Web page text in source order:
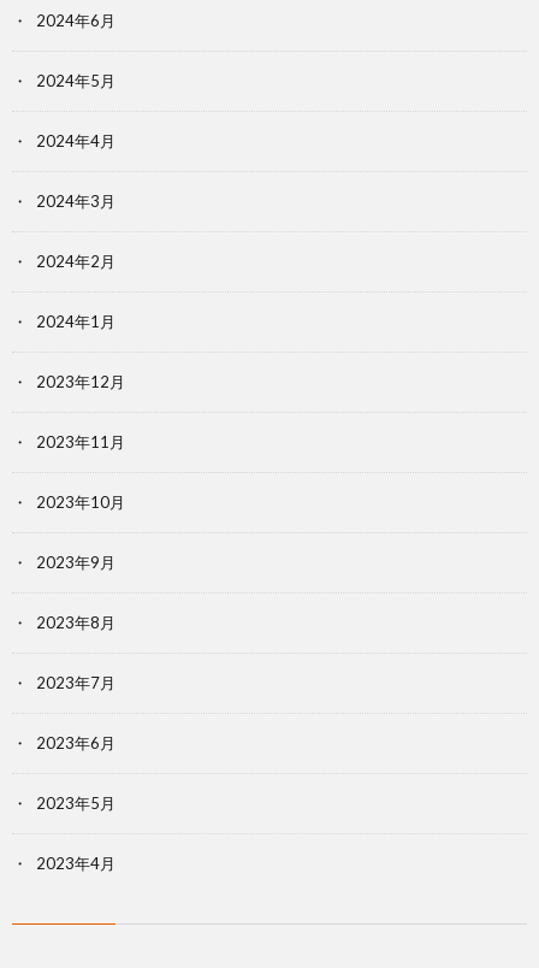
2024年6月
2024年5月
2024年4月
2024年3月
2024年2月
2024年1月
2023年12月
2023年11月
2023年10月
2023年9月
2023年8月
2023年7月
2023年6月
2023年5月
2023年4月